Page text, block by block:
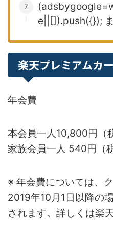
e||[]).push({});
楽天プレミアムカ
年会費
本会員一人10,800円（
家族会員一人 540円（
※ 年会費については、
2019年10月1日以降の
されます。詳しくは楽